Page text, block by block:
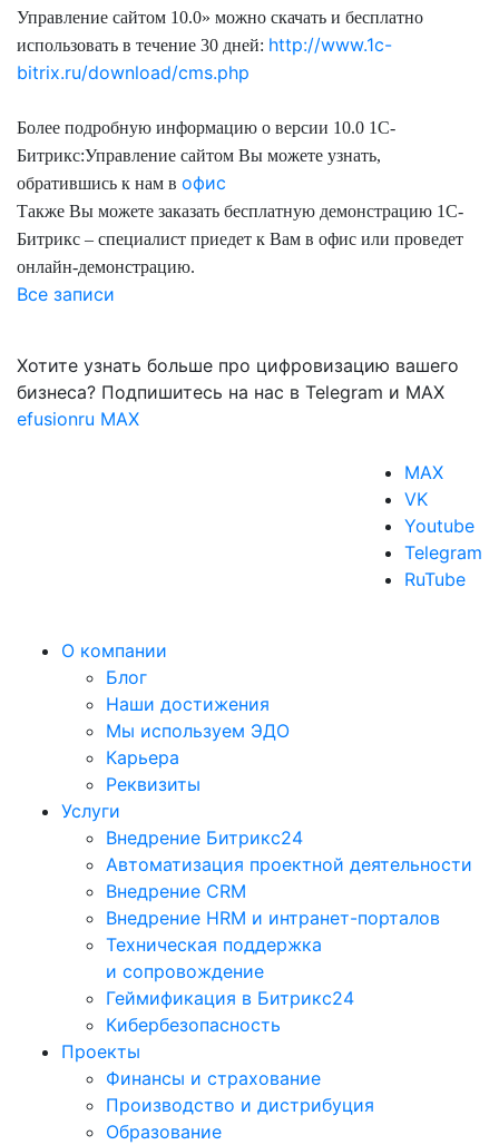
Управление сайтом 10.0» можно скачать и бесплатно
использовать в течение 30 дней: http://www.1c-
bitrix.ru/download/cms.php
Более подробную информацию о версии 10.0 1С-
Битрикс:Управление сайтом Вы можете узнать,
обратившись к нам в офис
Также Вы можете заказать бесплатную демонстрацию 1С-
Битрикс – специалист приедет к Вам в офис или проведет
онлайн-демонстрацию.
Все записи
Хотите узнать больше про цифровизацию вашего
бизнеса? Подпишитесь на нас в Telegram и MAX
efusionru MAX
MAX
VK
Youtube
Telegram
RuTube
О компании
Блог
Наши достижения
Мы используем ЭДО
Карьера
Реквизиты
Услуги
Внедрение Битрикс24
Автоматизация проектной деятельности
Внедрение CRM
Внедрение HRM и интранет-порталов
Техническая поддержка
и сопровождение
Геймификация в Битрикс24
Кибербезопасность
Проекты
Финансы и страхование
Производство и дистрибуция
Образование